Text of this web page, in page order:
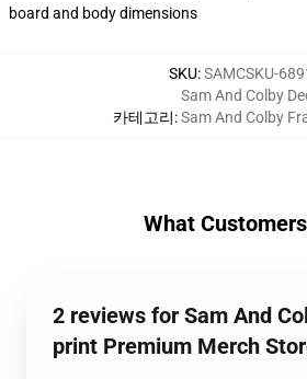
board and body dimensions
SKU:SAMCSKU-
카테고리:
Sam And Colby
Sam And Colby
What
2 reviews for Sam And
print Premium Merch